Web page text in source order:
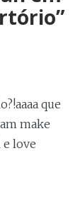
”
que
make
e love